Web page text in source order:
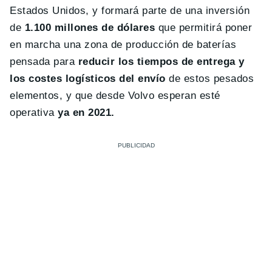
Estados Unidos, y formará parte de una inversión
de 1.100 millones de dólares que permitirá poner
en marcha una zona de producción de baterías
pensada para reducir los tiempos de entrega y
los costes logísticos del envío de estos pesados
elementos, y que desde Volvo esperan esté
operativa ya en 2021.